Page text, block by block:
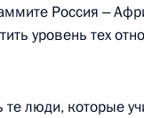
Россия ‒
уровень тех
люди, которые